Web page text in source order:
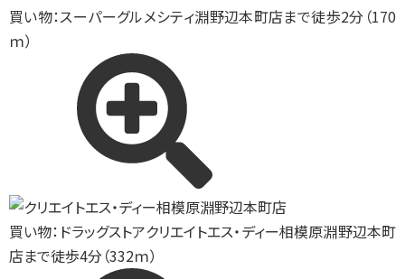
買い物：スーパーグルメシティ淵野辺本町店まで徒歩2分（170
ｍ）
買い物：ドラッグストアクリエイトエス・ディー相模原淵野辺本町
店まで徒歩4分（332ｍ）